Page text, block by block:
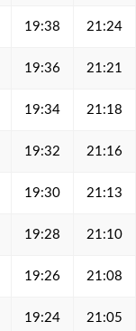
19:38 21:24
19:36 21:21
19:34 21:18
19:32 21:16
19:30 21:13
19:28 21:10
19:26 21:08
19:24 21:05